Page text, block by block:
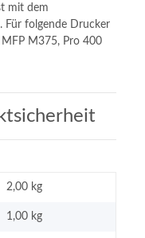
mit dem
Für folgende Drucker
M375, Pro 400
2,00 kg
1,00 kg